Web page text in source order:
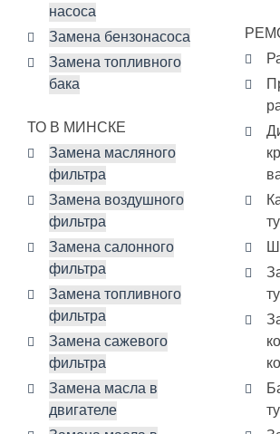
насоса
Замена бензонасоса
Замена топливного
бака
ТО В МИНСКЕ
Замена масляного
фильтра
Замена воздушного
фильтра
Замена салонного
фильтра
Замена топливного
фильтра
Замена сажевого
фильтра
Замена масла в
двигателе